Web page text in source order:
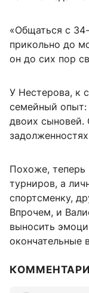
«Общаться с
прикольно до
он до сих пор
У Нестерова, к
семейный опыт:
двоих
Похоже, теперь
турниров, а
спортсменку,
Впрочем, и
выносить
окончательные